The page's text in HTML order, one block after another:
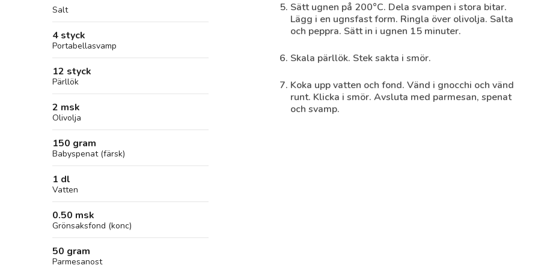
Salt
4 styck
Portabellasvamp
12 styck
Pärllök
2 msk
Olivolja
150 gram
Babyspenat (färsk)
1 dl
Vatten
0.50 msk
Grönsaksfond (konc)
50 gram
Parmesanost
Sätt ugnen på 200°C. Dela svampen i stora bitar.
Lägg i en ugnsfast form. Ringla över olivolja. Salta
och peppra. Sätt in i ugnen 15 minuter.
Skala pärllök. Stek sakta i smör.
Koka upp vatten och fond. Vänd i gnocchi och vänd
runt. Klicka i smör. Avsluta med parmesan, spenat
och svamp.